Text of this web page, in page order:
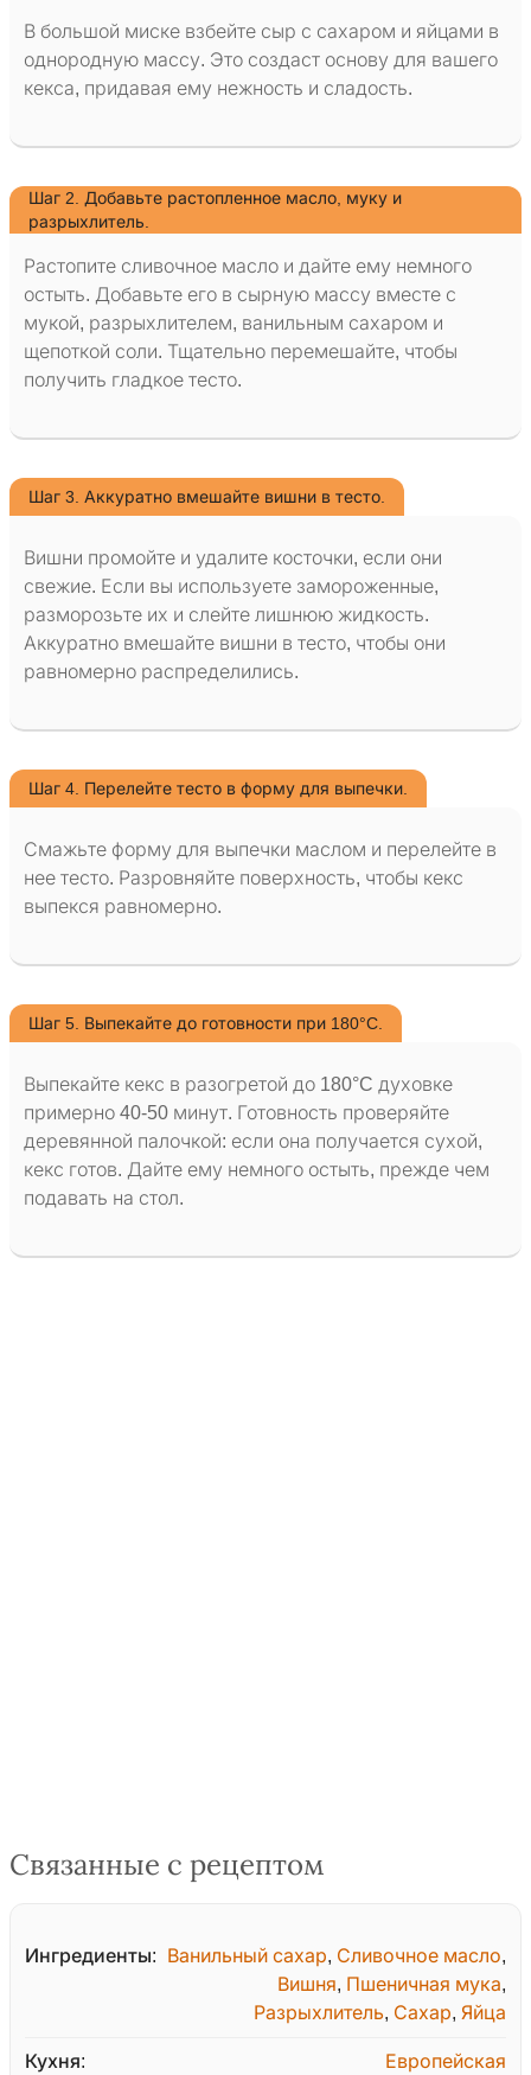
В большой миске взбейте сыр с сахаром и яйцами в
однородную массу. Это создаст основу для вашего
кекса, придавая ему нежность и сладость.
Шаг 2. Добавьте растопленное масло, муку и
разрыхлитель.
Растопите сливочное масло и дайте ему немного
остыть. Добавьте его в сырную массу вместе с
мукой, разрыхлителем, ванильным сахаром и
щепоткой соли. Тщательно перемешайте, чтобы
получить гладкое тесто.
Шаг 3. Аккуратно вмешайте вишни в тесто.
Вишни промойте и удалите косточки, если они
свежие. Если вы используете замороженные,
разморозьте их и слейте лишнюю жидкость.
Аккуратно вмешайте вишни в тесто, чтобы они
равномерно распределились.
Шаг 4. Перелейте тесто в форму для выпечки.
Смажьте форму для выпечки маслом и перелейте в
нее тесто. Разровняйте поверхность, чтобы кекс
выпекся равномерно.
Шаг 5. Выпекайте до готовности при 180°C.
Выпекайте кекс в разогретой до 180°C духовке
примерно 40-50 минут. Готовность проверяйте
деревянной палочкой: если она получается сухой,
кекс готов. Дайте ему немного остыть, прежде чем
подавать на стол.
Связанные с рецептом
Ингредиенты: Ванильный сахар, Сливочное масло,
Вишня, Пшеничная мука,
Разрыхлитель, Сахар, Яйца
Кухня: Европейская